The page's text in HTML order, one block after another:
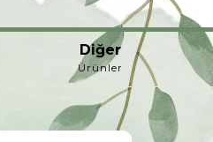
Diğer
Ürünler